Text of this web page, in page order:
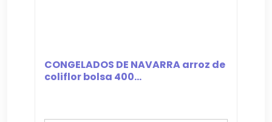
CONGELADOS DE NAVARRA arroz de
coliflor bolsa 400...